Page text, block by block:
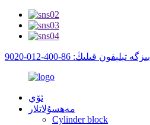
بىزگە تېلېفون قىلىڭ: 86-400-012-9020
ئۆي
مەھسۇلاتلار
Cylinder block